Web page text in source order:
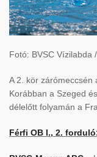
Fotó: BVSC Vízilabda
A 2. kör zárómeccsén
Korábban a Szeged
délelőtt folyamán a
Férfi OB I., 2.